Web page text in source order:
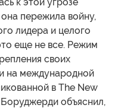
пережила войну,
лидера и целого
еще не все. Режим
своих
на международной
в The New
объяснил,